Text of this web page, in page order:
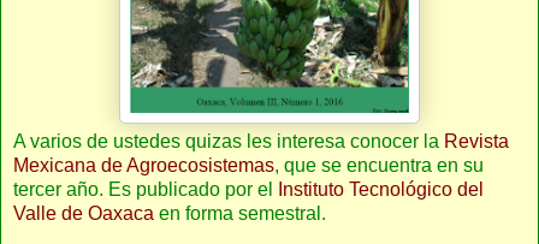
A varios de ustedes quizas les interesa conocer la Revista
Mexicana de Agroecosistemas, que se encuentra en su
tercer año. Es publicado por el
Instituto Tecnológico del
Valle de Oaxaca en forma semestral.